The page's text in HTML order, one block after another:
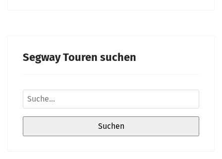
Segway Touren suchen